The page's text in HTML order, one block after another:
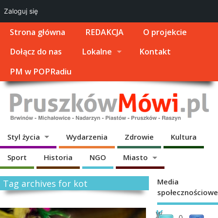
Strona główna REDAKCJA
O projekcie
Dołącz do nas
Lokalne
Kontakt
PM w POPRadiu
Styl życia Wydarzenia Zdrowie Kultura
Sport Historia NGO Miasto
Tag archives for kot
K
W
Media
społecznościowe
Zaloguj się